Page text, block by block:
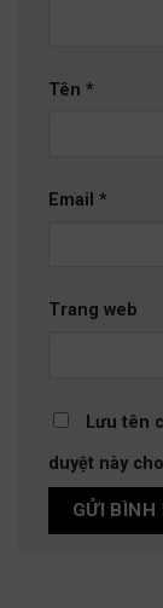
Tên *
Email *
Trang web
Lưu tên
duyệt này